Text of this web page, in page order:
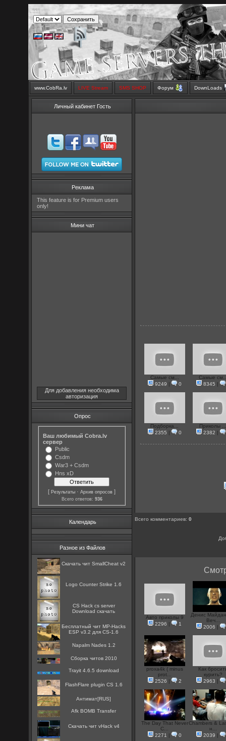
www.CobRa.lv LIVE Stream SMS SHOP Форум DownLoads
Личный кабинет Гость
Реклама
This feature is for Premium users
only!
Мини чат
Для добавления необходима
авторизация
Опрос
Ваш любимый Cobra.lv
сервер
Public
Csdm
War3 + Csdm
Hns xD
[Результаты ·Архив опросов ]
Всего ответов: 936
Календарь
Разное из Файлов
Скачать чит SmallCheat v2
Logo Counter Strike 1.6
CS Hack cs server
Download скачать
Бесплатный чит MP-Hacks
ESP v3.2 для CS-1.6
Napalm Nades 1.2
Сборка читов 2010
Trayit 4.6.5 download
FlashFlare plugin CS 1.6
Антимат[RUS]
Afk BOMB Transfer
Скачать чит vHack v4
Самые см...
9249 | 0
Самые
8345 |
Подборка...
2355 | 0
Приколы
2382 |
Всего комментариев:0
Авто приколы 9
2296 | 1
Денис
Веч...
2006 |
proxa4k ( minus
prot...
2526 | 2
Как
курить?
2963 |
The Day That Never
C...
2271 | 0
Chambers &
н...
2039 |